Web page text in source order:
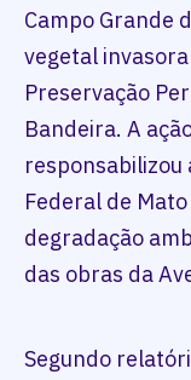
Campo Grande
vegetal
Preservação
Bandeira. A
responsabilizou
Federal de
degradação
das obras da
Segundo